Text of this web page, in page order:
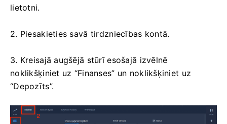
lietotni.
2. Piesakieties savā tirdzniecības kontā.
3. Kreisajā augšējā stūrī esošajā izvēlnē
noklikšķiniet uz “Finanses” un noklikšķiniet uz
“Depozīts”.